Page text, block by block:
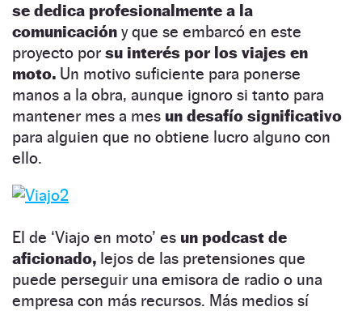
se dedica profesionalmente a la
comunicación y que se embarcó en este
proyecto por su interés por los viajes en
moto. Un motivo suficiente para ponerse
manos a la obra, aunque ignoro si tanto para
mantener mes a mes un desafío significativo
para alguien que no obtiene lucro alguno con
ello.
El de ‘Viajo en moto’ es un podcast de
aficionado, lejos de las pretensiones que
puede perseguir una emisora de radio o una
empresa con más recursos. Más medios sí